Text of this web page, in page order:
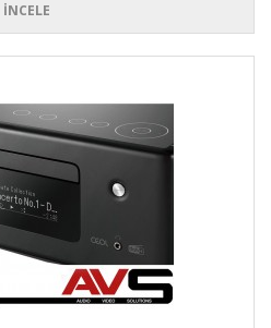
İNCELE